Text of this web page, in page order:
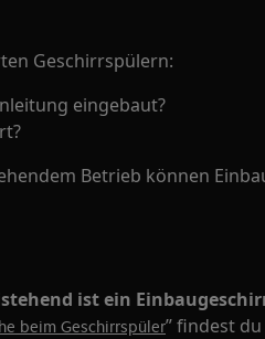
Geschirrspülern:
eingebaut?
Betrieb können
ist ein
beim Geschirrspüler” findest